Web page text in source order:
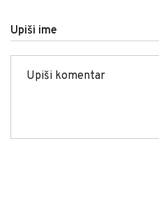
Upiši ime